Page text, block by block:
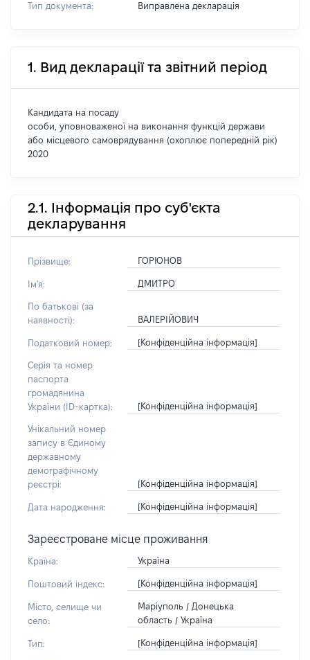
Тип документа: Виправлена декларація
1. Вид декларації та звітний період
Кандидата на посаду
особи, уповноваженої на виконання функцій держави
або місцевого самоврядування (охоплює попередній рік)
2020
2.1. Інформація про суб'єкта
декларування
Прізвище: ГОРЮНОВ
Ім'я: ДМИТРО
По батькові (за
наявності):
ВАЛЕРІЙОВИЧ
Податковий номер: [Конфіденційна інформація]
Серія та номер
паспорта
громадянина
України (ID-картка):
[Конфіденційна інформація]
Унікальний номер
запису в Єдиному
державному
демографічному
реєстрі:
[Конфіденційна інформація]
Дата народження: [Конфіденційна інформація]
Зареєстроване місце проживання
Країна: Україна
Поштовий індекс: [Конфіденційна інформація]
Місто, селище чи
село:
Маріуполь / Донецька
область / Україна
Тип: [Конфіденційна інформація]